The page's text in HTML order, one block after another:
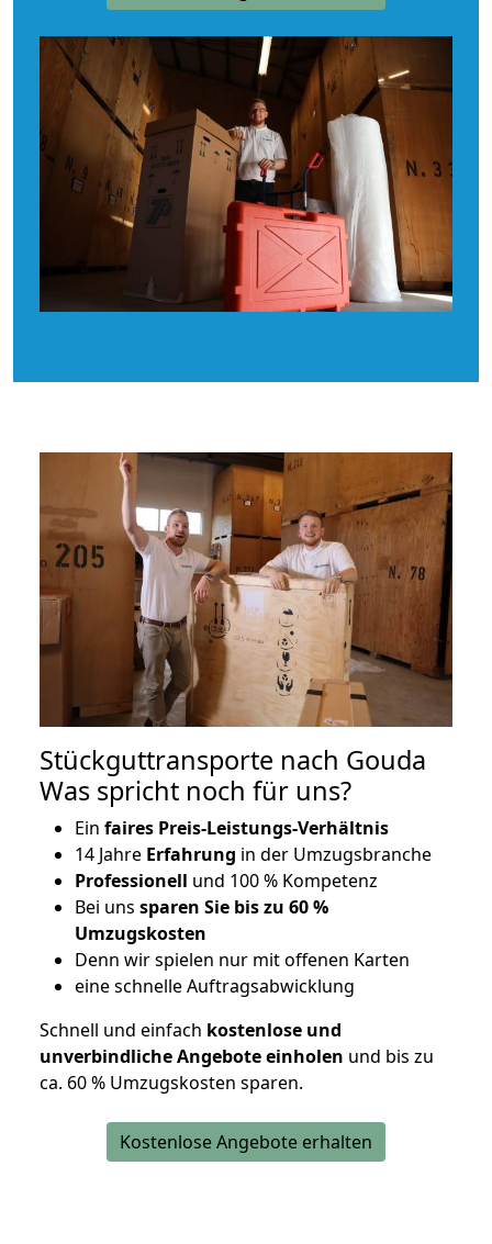
Stückguttransporte nach Gouda
Was spricht noch für uns?
Ein faires Preis-Leistungs-Verhältnis
14 Jahre Erfahrung in der Umzugsbranche
Professionell und 100 % Kompetenz
Bei uns sparen Sie bis zu 60 %
Umzugskosten
Denn wir spielen nur mit offenen Karten
eine schnelle Auftragsabwicklung
Schnell und einfach kostenlose und
unverbindliche Angebote einholen und bis zu
ca. 60 % Umzugskosten sparen.
Kostenlose Angebote erhalten